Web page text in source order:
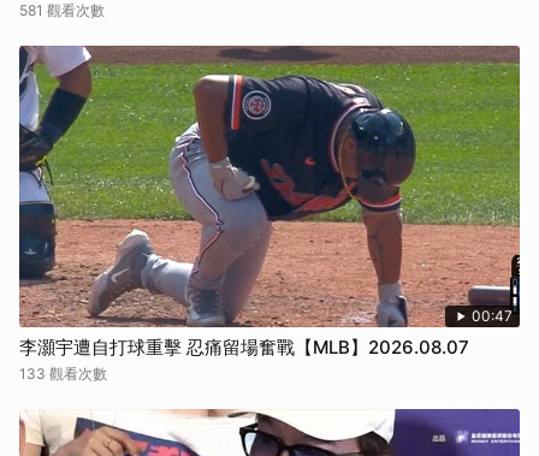
581 觀看次數
00:47
李灝宇遭自打球重擊 忍痛留場奮戰【MLB】2026.08.07
133 觀看次數